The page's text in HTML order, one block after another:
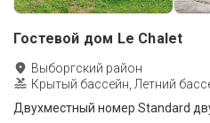
Гостевой дом Le Chalet
Выборгский район
Крытый бассейн, Летний
Двухместный номер Standard